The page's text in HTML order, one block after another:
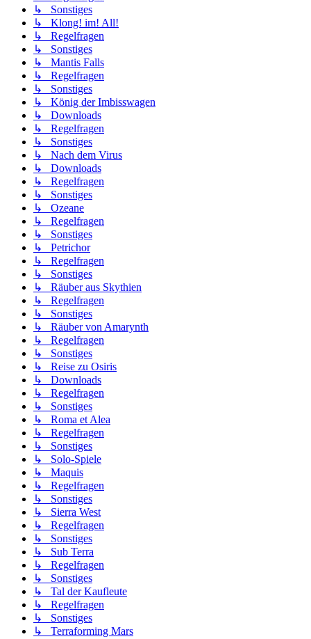
↳ Sonstiges
↳ Klong! im! All!
↳ Regelfragen
↳ Sonstiges
↳ Mantis Falls
↳ Regelfragen
↳ Sonstiges
↳ König der Imbisswagen
↳ Downloads
↳ Regelfragen
↳ Sonstiges
↳ Nach dem Virus
↳ Downloads
↳ Regelfragen
↳ Sonstiges
↳ Ozeane
↳ Regelfragen
↳ Sonstiges
↳ Petrichor
↳ Regelfragen
↳ Sonstiges
↳ Räuber aus Skythien
↳ Regelfragen
↳ Sonstiges
↳ Räuber von Amarynth
↳ Regelfragen
↳ Sonstiges
↳ Reise zu Osiris
↳ Downloads
↳ Regelfragen
↳ Sonstiges
↳ Roma et Alea
↳ Regelfragen
↳ Sonstiges
↳ Solo-Spiele
↳ Maquis
↳ Regelfragen
↳ Sonstiges
↳ Sierra West
↳ Regelfragen
↳ Sonstiges
↳ Sub Terra
↳ Regelfragen
↳ Sonstiges
↳ Tal der Kaufleute
↳ Regelfragen
↳ Sonstiges
↳ Terraforming Mars